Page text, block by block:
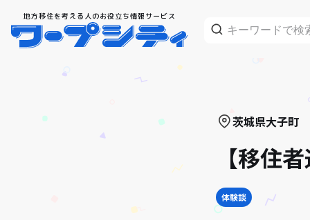
地方移住を考える人のお役立ち情報サービス
茨城県大子町
【移住
体験談